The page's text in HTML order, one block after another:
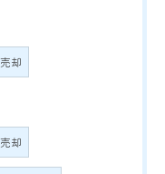
却
却